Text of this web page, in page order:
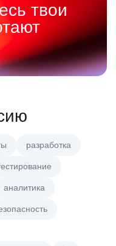
твои
разработка
аналитика